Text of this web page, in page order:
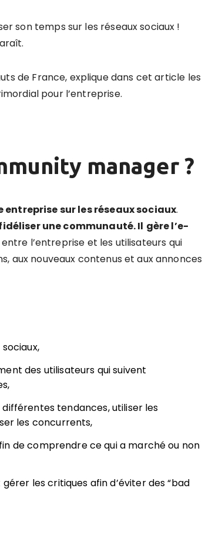
son temps sur les réseaux sociaux !
de France, explique dans cet article les
pour l’entreprise.
manager ?
entreprise sur les réseaux sociaux.
une communauté. Il gère l’e-
entre l’entreprise et les utilisateurs qui
aux nouveaux contenus et aux annonces
des utilisateurs qui suivent
tendances, utiliser les
les concurrents,
de comprendre ce qui a marché ou non
les critiques afin d’éviter des “bad